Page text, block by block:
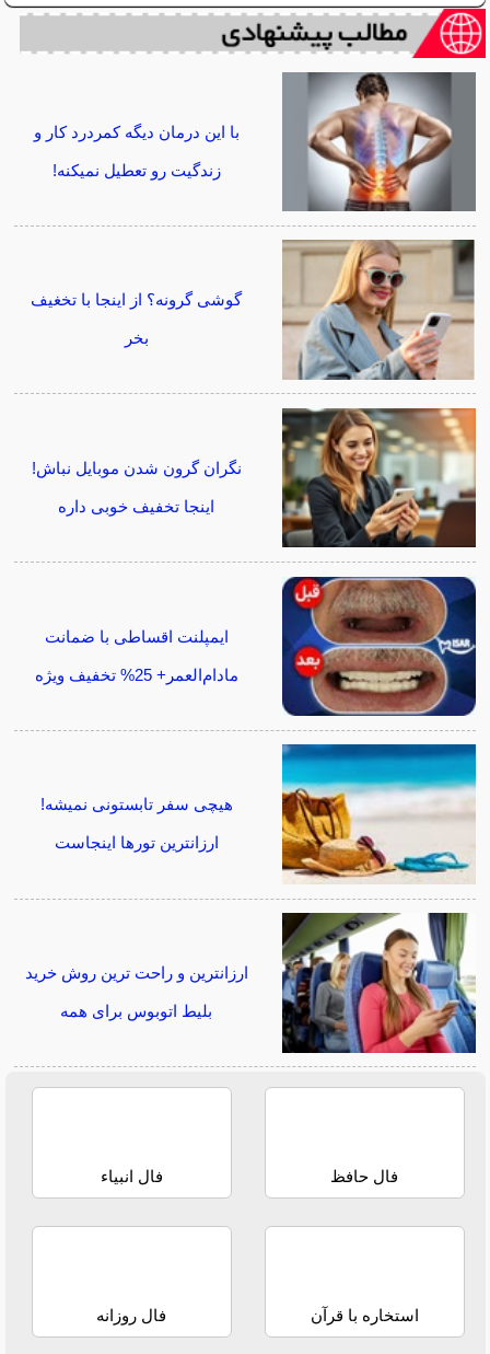
با این درمان دیگه کمردرد کار و
زندگیت رو تعطیل نمیکنه!
گوشی گرونه؟ از اینجا با تخغیف
بخر
نگران گرون شدن موبایل نباش!
اینجا تخفیف خوبی داره
ایمپلنت اقساطی با ضمانت
مادام‌العمر+ 25% تخفیف ویژه
هیچی سفر تابستونی نمیشه!
ارزانترین تورها اینجاست
ارزانترین و راحت ترین روش خرید
بلیط اتوبوس برای همه
فال حافظ فال انبیاء
استخاره با قرآن فال روزانه